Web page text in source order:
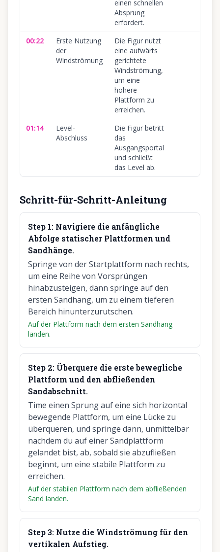
einen schnellen
Absprung
erfordert.
00:22
Erste Nutzung
der
Windströmung
Die Figur nutzt
eine aufwärts
gerichtete
Windströmung,
um eine
höhere
Plattform zu
erreichen.
01:14
Level-
Abschluss
Die Figur betritt
das
Ausgangsportal
und schließt
das Level ab.
Schritt-für-Schritt-Anleitung
Step 1: Navigiere die anfängliche
Abfolge statischer Plattformen und
Sandhänge.
Springe von der Startplattform nach rechts,
um eine Reihe von Vorsprüngen
hinabzusteigen, dann springe auf den
ersten Sandhang, um zu einem tieferen
Bereich hinunterzurutschen.
Auf der Plattform nach dem ersten Sandhang
landen.
Step 2: Überquere die erste bewegliche
Plattform und den abfließenden
Sandabschnitt.
Time einen Sprung auf eine sich horizontal
bewegende Plattform, um eine Lücke zu
überqueren, und springe dann, unmittelbar
nachdem du auf einer Sandplattform
gelandet bist, ab, sobald sie abzufließen
beginnt, um eine stabile Plattform zu
erreichen.
Auf der stabilen Plattform nach dem abfließenden
Sand landen.
Step3: Nutze die Windströmung für den
vertikalen Aufstieg.